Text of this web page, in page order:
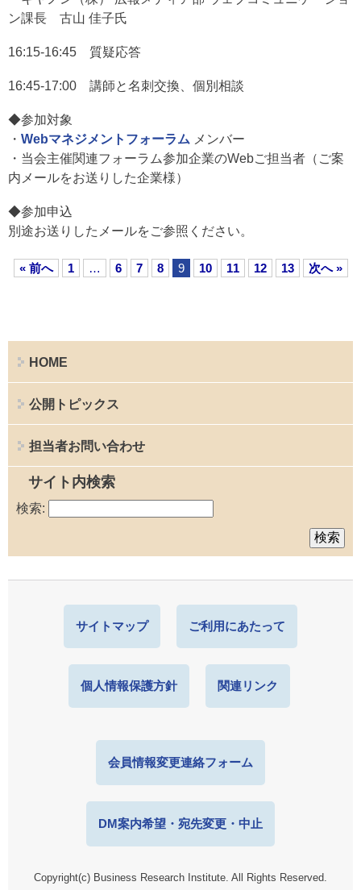
ン課長 古山 佳子氏
16:15-16:45 質疑応答
16:45-17:00 講師と名刺交換、個別相談
◆参加対象
・ Webマネジメントフォーラム メンバー
・当会主催関連フォーラム参加企業のWebご担当者（ご案
内メールをお送りした企業様）
◆参加申込
別途お送りしたメールをご参照ください。
« 前へ 1 … 6 7 8 9 10 11 12 13 次へ »
HOME
公開トピックス
担当者お問い合わせ
サイト内検索
検索:
サイトマップ ご利用にあたって
個人情報保護方針 関連リンク
会員情報変更連絡フォーム
DM案内希望・宛先変更・中止
Copyright(c) Business Research Institute. All Rights Reserved.